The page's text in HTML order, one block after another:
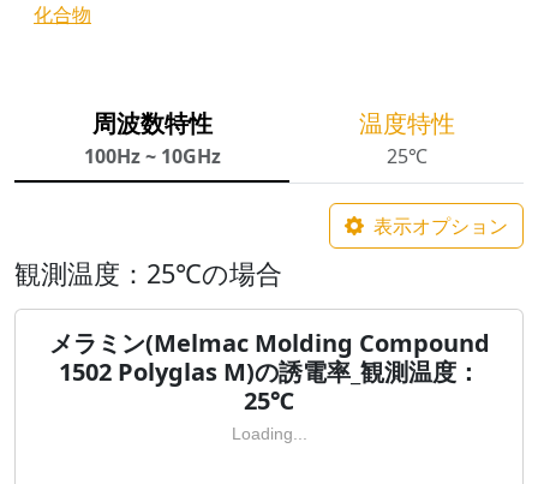
化合物
周波数特性
100Hz ~ 10GHz
温度特性
25℃
表示オプション
観測温度：25℃の場合
メラミン(Melmac Molding Compound
1502 Polyglas M)の誘電率_観測温度：
25℃
Loading...